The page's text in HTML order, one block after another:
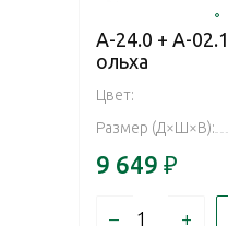
А-24.0 + А-
ольха
Цвет:
Размер (Д×Ш×В):
9 649 ₽
– +